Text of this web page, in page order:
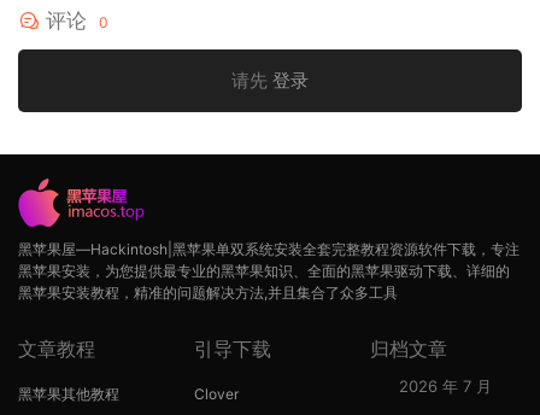
评论 0
请先 登录
黑苹果屋—Hackintosh|黑苹果单双系统安装全套完整教程资源软件下载，专注
黑苹果安装，为您提供最专业的黑苹果知识、全面的黑苹果驱动下载、详细的
黑苹果安装教程，精准的问题解决方法,并且集合了众多工具
文章教程
黑苹果其他教程
引导下载
Clover
归档文章
2026 年 7 月